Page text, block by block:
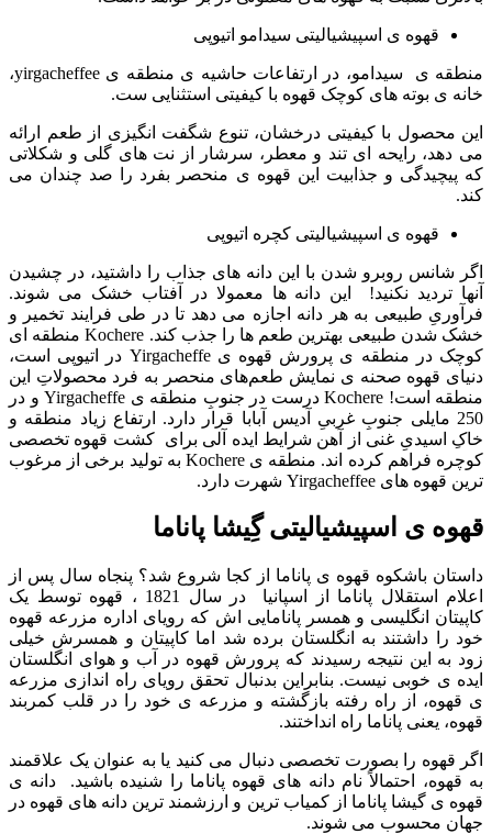
قهوه ی اسپیشیالیتی سیدامو اتیوپی
منطقه ی سیدامو، در ارتفاعات حاشیه ی منطقه ی yirgacheffee،
خانه ی بوته های کوچک قهوه با کیفیتی استثنایی ست.
این محصول با کیفیتی درخشان، تنوع شگفت انگیزی از طعم ارائه
می دهد، رایحه ای تند و معطر، سرشار از نت های گلی و شکلاتی
که پیچیدگی و جذابیت این قهوه ی منحصر بفرد را صد چندان می
کند.
قهوه ی اسپیشیالیتی کچره اتیوپی
اگر شانس روبرو شدن با این دانه های جذاب را داشتید، در چشیدن
آنها تردید نکنید! این دانه ها معمولا در آفتاب خشک می شوند.
فرآوریِ طبیعی به هر دانه اجازه می دهد تا در طی فرایند تخمیر و
خشک شدن طبیعی بهترین طعم ها را جذب کند. Kochere منطقه ای
کوچک در منطقه ی پرورش قهوه ی Yirgacheffe
در اتیوپی است،
دنیای قهوه صحنه ی نمایش طعم‌های منحصر به فرد محصولاتِ این
منطقه است! Kochere درست در جنوبِ منطقه ی Yirgacheffe و در
250 مایلی جنوبِ غربیِ آدیس آبابا قرار دارد. ارتفاع زیاد منطقه و
خاک اسیدیِ غنی از آهن شرایط ایده آلی برای کشت قهوه تخصصی
کوچره فراهم کرده اند. منطقه یKochere به تولید برخی از مرغوب
ترین قهوه های Yirgacheffee شهرت دارد.
قهوه ی اسپیشیالیتی گِیشا پاناما
داستان باشکوه قهوه ی پاناما از کجا شروع شد؟ پنجاه سال پس از
اعلام استقلال پاناما از اسپانیا در سال 1821 ، قهوه توسط یک
کاپیتان انگلیسی و همسر پانامایی اش که رویای اداره مزرعه قهوه
خود را داشتند به انگلستان برده شد اما کاپیتان و همسرش خیلی
زود به این نتیجه رسیدند که پرورش قهوه در آب و هوای انگلستان
ایده ی خوبی نیست. بنابراین بدنبال تحقق رویای راه اندازی مزرعه
ی قهوه، از راه رفته بازگشته و مزرعه ی خود را در قلب کمربند
قهوه، یعنی پاناما راه انداختند.
اگر قهوه را بصورت تخصصی دنبال می کنید یا به عنوان یک علاقمند
به قهوه، احتمالاً نام دانه های قهوه پاناما را شنیده باشید. دانه ی
قهوه ی گیشا پاناما از کمیاب ترین و ارزشمند ترین دانه های قهوه در
جهان محسوب می شوند.